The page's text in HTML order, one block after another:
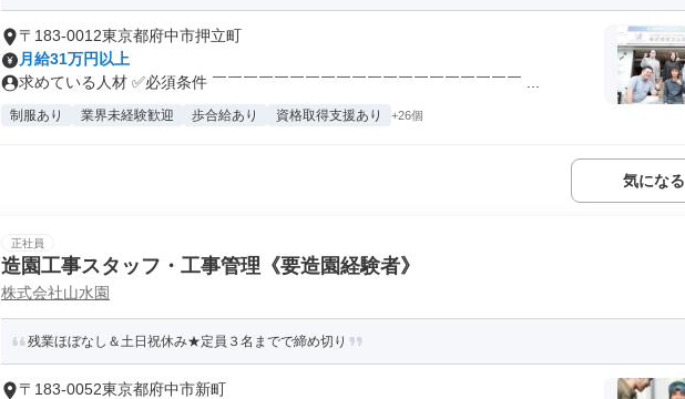
〒183-0012東京都府中市押立町
月給31万円以上
求めている人材 ✅必須条件 ￣￣￣￣￣￣￣￣￣￣￣￣￣￣￣￣￣￣￣￣ ...
制服あり 業界未経験歓迎 歩合給あり 資格取得支援あり +26個
気になる
正社員
造園工事スタッフ・工事管理《要造園経験者》
株式会社山水園
残業ほぼなし＆土日祝休み★定員３名までで締め切り
〒183-0052東京都府中市新町